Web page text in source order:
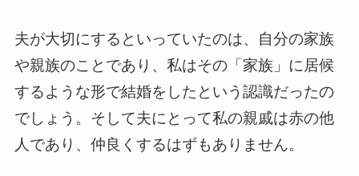
夫が大切にするといっていたのは、自分の家族
や親族のことであり、私はその「家族」に居候
するような形で結婚をしたという認識だったの
でしょう。そして夫にとって私の親戚は赤の他
人であり、仲良くするはずもありません。